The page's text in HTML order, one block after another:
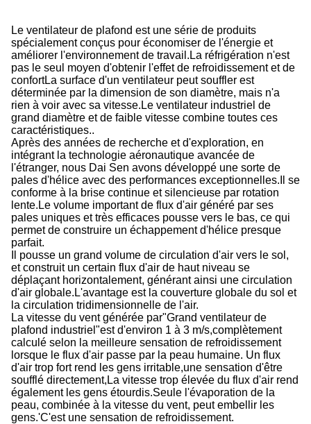
Le ventilateur de plafond est une série de produits
spécialement conçus pour économiser de l'énergie et
améliorer l'environnement de travail.La réfrigération n'est
pas le seul moyen d'obtenir l'effet de refroidissement et de
confortLa surface d'un ventilateur peut souffler est
déterminée par la dimension de son diamètre, mais n'a
rien à voir avec sa vitesse.Le ventilateur industriel de
grand diamètre et de faible vitesse combine toutes ces
caractéristiques..
Après des années de recherche et d'exploration, en
intégrant la technologie aéronautique avancée de
l'étranger, nous Dai Sen avons développé une sorte de
pales d'hélice avec des performances exceptionnelles.Il se
conforme à la brise continue et silencieuse par rotation
lente.Le volume important de flux d'air généré par ses
pales uniques et très efficaces pousse vers le bas, ce qui
permet de construire un échappement d'hélice presque
parfait.
Il pousse un grand volume de circulation d'air vers le sol,
et construit un certain flux d'air de haut niveau se
déplaçant horizontalement, générant ainsi une circulation
d'air globale.L'avantage est la couverture globale du sol et
la circulation tridimensionnelle de l'air.
La vitesse du vent générée par"Grand ventilateur de
plafond industriel "est d'environ 1 à 3 m/s,complètement
calculé selon la meilleure sensation de refroidissement
lorsque le flux d'air passe par la peau humaine. Un flux
d'air trop fort rend les gens irritable,une sensation d'être
soufflé directement,La vitesse trop élevée du flux d'air rend
également les gens étourdis.Seule l'évaporation de la
peau, combinée à la vitesse du vent, peut embellir les
gens.'C'est une sensation de refroidissement.